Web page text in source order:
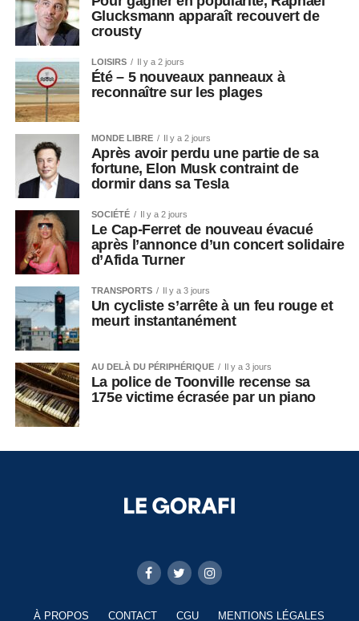
Glucksmann apparaît recouvert de
crousty
LOISIRS Il y a 2 jours
Été – 5 nouveaux panneaux à
reconnaître sur les plages
MONDE LIBRE Il y a 2 jours
Après avoir perdu une partie de sa
fortune, Elon Musk contraint de
dormir dans sa Tesla
SOCIÉTÉ Il y a 2 jours
Le Cap-Ferret de nouveau évacué
après l’annonce d’un concert solidaire
d’Afida Turner
TRANSPORTS Il y a 3 jours
Un cycliste s’arrête à un feu rouge et
meurt instantanément
AU DELÀ DU PÉRIPHÉRIQUE Il y a 3 jours
La police de Toonville recense sa
175e victime écrasée par un piano
À PROPOS CONTACT CGU MENTIONS LÉGALES